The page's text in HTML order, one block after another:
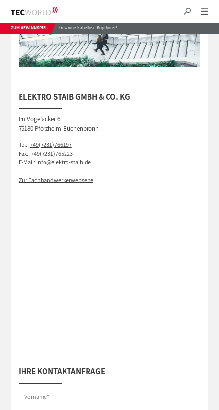
ZUM GEWINNSPIEL Gewinne kabellose Kopfhörer!
ELEKTRO STAIB GMBH & CO. KG
Im Vogelacker 6
75180 Pforzheim-Büchenbronn
Tel.:+49(7231)766197
Fax.: +49(7231)765223
E-Mail: info@elektro-staib.de
Zur Fachhandwerkerwebseite
IHRE KONTAKTANFRAGE